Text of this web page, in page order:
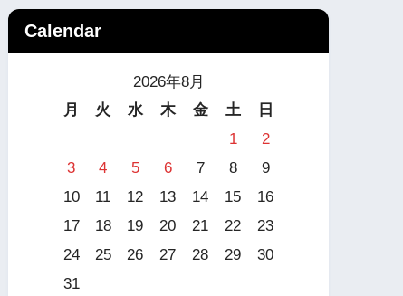
Calendar
2026年8月
月
火 水 木 金 土
日
1
2
3
4 5 6 7 8
9
10
11 12 13 14 15
16
17
18 19 20 21 22
23
24
25 26 27 28 29
30
31